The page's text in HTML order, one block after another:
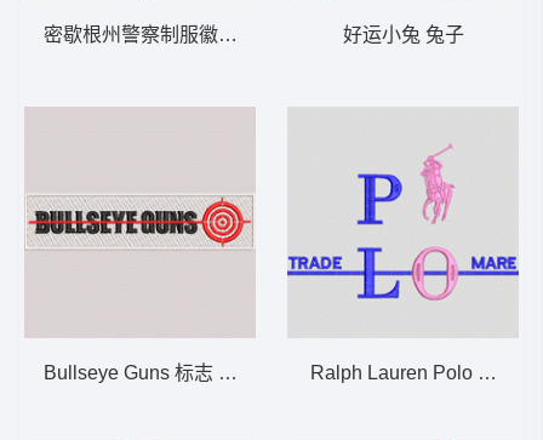
密歇根州警察制服徽章 MICHIGAN AUTISM 鹿-
Bullseye Guns 标志 BULISEYE 靶心
好运小兔 兔子
Ralph Lauren Polo Trade